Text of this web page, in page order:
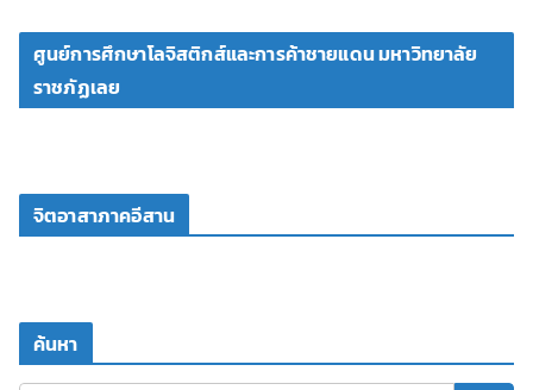
ศูนย์การศึกษาโลจิสติกส์และการค้าชายแดน มหาวิทยาลัย
ราชภัฏเลย
จิตอาสาภาคอีสาน
ค้นหา